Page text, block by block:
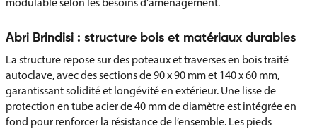
Abri Brindisi : structure bois et matériaux durables
La structure repose sur des poteaux et traverses en bois traité
autoclave, avec des sections de 90 x 90 mm et 140 x 60 mm,
garantissant solidité et longévité en extérieur. Une lisse de
protection en tube acier de 40 mm de diamètre est intégrée en
fond pour renforcer la résistance de l’ensemble. Les pieds